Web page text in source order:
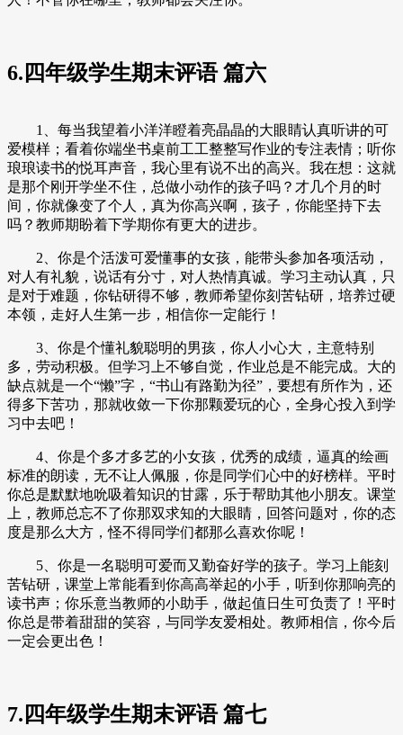
6.四年级学生期末评语 篇六
1、每当我望着小洋洋瞪着亮晶晶的大眼睛认真听讲的可
爱模样；看着你端坐书桌前工工整整写作业的专注表情；听你
琅琅读书的悦耳声音，我心里有说不出的高兴。我在想：这就
是那个刚开学坐不住，总做小动作的孩子吗？才几个月的时
间，你就像变了个人，真为你高兴啊，孩子，你能坚持下去
吗？教师期盼着下学期你有更大的进步。
2、你是个活泼可爱懂事的女孩，能带头参加各项活动，
对人有礼貌，说话有分寸，对人热情真诚。学习主动认真，只
是对于难题，你钻研得不够，教师希望你刻苦钻研，培养过硬
本领，走好人生第一步，相信你一定能行！
3、你是个懂礼貌聪明的男孩，你人小心大，主意特别
多，劳动积极。但学习上不够自觉，作业总是不能完成。大的
缺点就是一个“懒”字，“书山有路勤为径”，要想有所作为，还
得多下苦功，那就收敛一下你那颗爱玩的心，全身心投入到学
习中去吧！
4、你是个多才多艺的小女孩，优秀的成绩，逼真的绘画
标准的朗读，无不让人佩服，你是同学们心中的好榜样。平时
你总是默默地吮吸着知识的甘露，乐于帮助其他小朋友。课堂
上，教师总忘不了你那双求知的大眼睛，回答问题对，你的态
度是那么大方，怪不得同学们都那么喜欢你呢！
5、你是一名聪明可爱而又勤奋好学的孩子。学习上能刻
苦钻研，课堂上常能看到你高高举起的小手，听到你那响亮的
读书声；你乐意当教师的小助手，做起值日生可负责了！平时
你总是带着甜甜的笑容，与同学友爱相处。教师相信，你今后
一定会更出色！
7.四年级学生期末评语 篇七